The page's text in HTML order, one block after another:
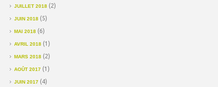
JUILLET 2018 (2)
JUIN 2018 (5)
MAI 2018 (6)
AVRIL 2018 (1)
MARS 2018 (2)
AOÛT 2017 (1)
JUIN 2017 (4)